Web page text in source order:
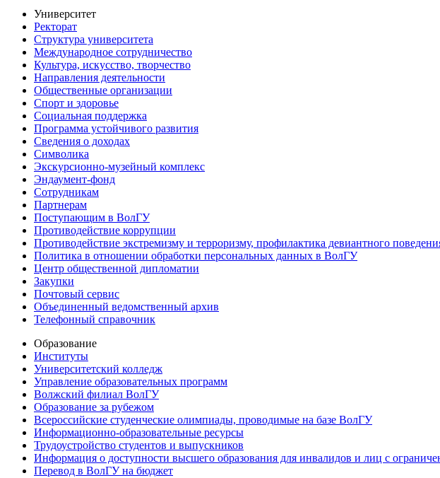
Университет
Ректорат
Структура университета
Международное сотрудничество
Культура, искусство, творчество
Направления деятельности
Общественные организации
Спорт и здоровье
Социальная поддержка
Программа устойчивого развития
Сведения о доходах
Символика
Экскурсионно-музейный комплекс
Эндаумент-фонд
Сотрудникам
Партнерам
Поступающим в ВолГУ
Противодействие коррупции
Противодействие экстремизму и терроризму, профилактика девиантного
Политика в отношении обработки персональных данных в ВолГУ
Центр общественной дипломатии
Закупки
Почтовый сервис
Объединенный ведомственный архив
Телефонный справочник
Образование
Институты
Университетский колледж
Управление образовательных программ
Волжский филиал ВолГУ
Образование за рубежом
Всероссийские студенческие олимпиады, проводимые на базе ВолГУ
Информационно-образовательные ресурсы
Трудоустройство студентов и выпускников
Информация о доступности высшего образования для инвалидов и лиц с
Перевод в ВолГУ на бюджет